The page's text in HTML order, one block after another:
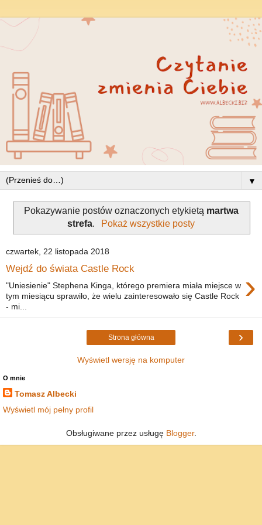
▼
Pokazywanie postów oznaczonych etykietą martwa
strefa. Pokaż wszystkie posty
czwartek, 22 listopada 2018
Wejdź do świata Castle Rock ›
"Uniesienie" Stephena Kinga, którego premiera miała miejsce w
tym miesiącu sprawiło, że wielu zainteresowało się Castle Rock
- mi...
›
Strona główna
Wyświetl wersję na komputer
O mnie
Tomasz Albecki
Wyświetl mój pełny profil
Obsługiwane przez usługę Blogger.